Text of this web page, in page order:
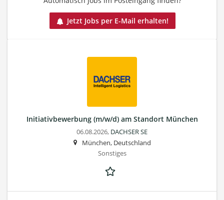
Jetzt Jobs per E-Mail erhalten!
Initiativbewerbung (m/w/d) am Standort München
06.08.2026, DACHSER SE
München, Deutschland
Sonstiges